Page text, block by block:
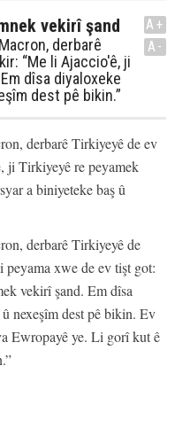
vekirî şand
derbarê
“Me li Ajaccio'ê, ji
dîsa diyaloxeke
dest pê bikin.”
A+
A-
derbarê Tirkiyeyê de ev
ji Tirkiyeyê re peyamek
a biniyeteke baş û
derbarê Tirkiyeyê de
xwe de ev tişt got:
vekirî şand. Em dîsa
nexeşîm dest pê bikin. Ev
Ewropayê ye. Li gorî kut ê